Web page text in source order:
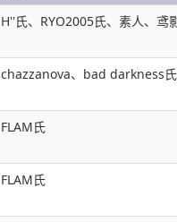
H''氏、RYO2005氏、素人、
chazzanova、bad darkness氏
FLAM氏
FLAM氏